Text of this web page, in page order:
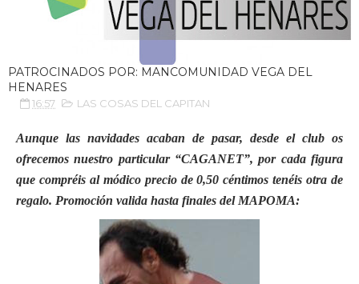
PATROCINADOS POR: MANCOMUNIDAD VEGA DEL
HENARES
16:57 LAS COSAS DEL CAPITAN
Aunque las navidades acaban de pasar, desde el club os
ofrecemos nuestro particular “CAGANET”, por cada figura
que compréis al módico precio de 0,50 céntimostenéis otra de
regalo. Promoción valida hasta finales del MAPOMA: